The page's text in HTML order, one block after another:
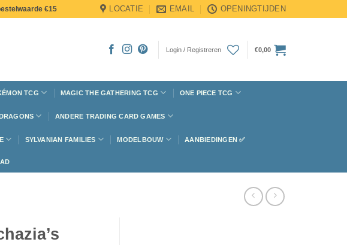
€15 LOCATIE EMAIL OPENINGTIJDEN
Login / Registreren €0,00
TCG MAGIC THE GATHERING TCG ONE PIECE TCG
ANDERE TRADING CARD GAMES
SYLVANIAN FAMILIES MODELBOUW AANBIEDINGEN ✅